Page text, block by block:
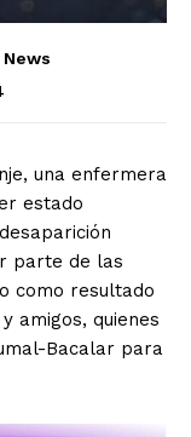
una enfermera
estado
parte de las
como resultado
amigos, quienes
Bacalar para